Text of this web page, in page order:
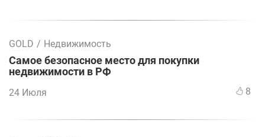
GOLD / Недвижимость
Самое безопасное место для покупки
недвижимости в РФ
24 Июля 8